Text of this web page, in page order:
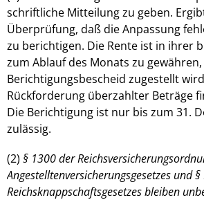
schriftliche Mitteilung zu geben.
Überprüfung, daß die Anpassung
zu berichtigen. Die Rente ist in ihrer
zum Ablauf des Monats zu
Berichtigungsbescheid zugestellt
Rückforderung überzahlter Beträge
Die Berichtigung ist nur bis zum 31.
zulässig.
(2) § 1300 der
Angestelltenversicherungsgesetzes und
Reichsknappschaftsgesetzes bleiben